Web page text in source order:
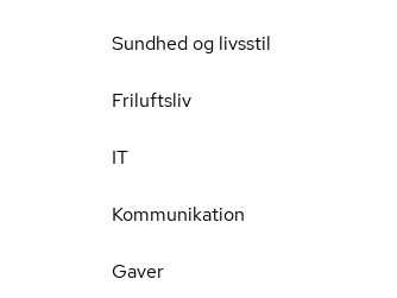
Sundhed og livsstil
Friluftsliv
IT
Kommunikation
Gaver